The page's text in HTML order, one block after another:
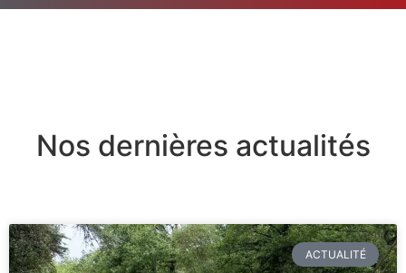
Nos dernières actualités
ACTUALITÉ